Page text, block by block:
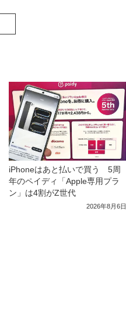
iPhoneはあと払いで買う 5周
年のペイディ「Apple専用プラ
ン」は4割がZ世代
2026年8月6日